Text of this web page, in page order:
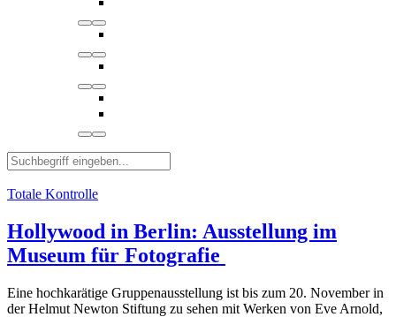
Totale Kontrolle
Hollywood in Berlin: Ausstellung im
Museum für Fotografie
Eine hochkarätige Gruppenausstellung ist bis zum 20. November in
der Helmut Newton Stiftung zu sehen mit Werken von Eve Arnold,